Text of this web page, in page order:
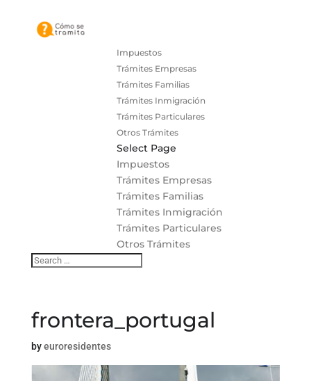
Impuestos
Trámites Empresas
Trámites Familias
Trámites Inmigración
Trámites Particulares
Otros Trámites
Select Page
Impuestos
Trámites Empresas
Trámites Familias
Trámites Inmigración
Trámites Particulares
Otros Trámites
frontera_portugal
byeuroresidentes